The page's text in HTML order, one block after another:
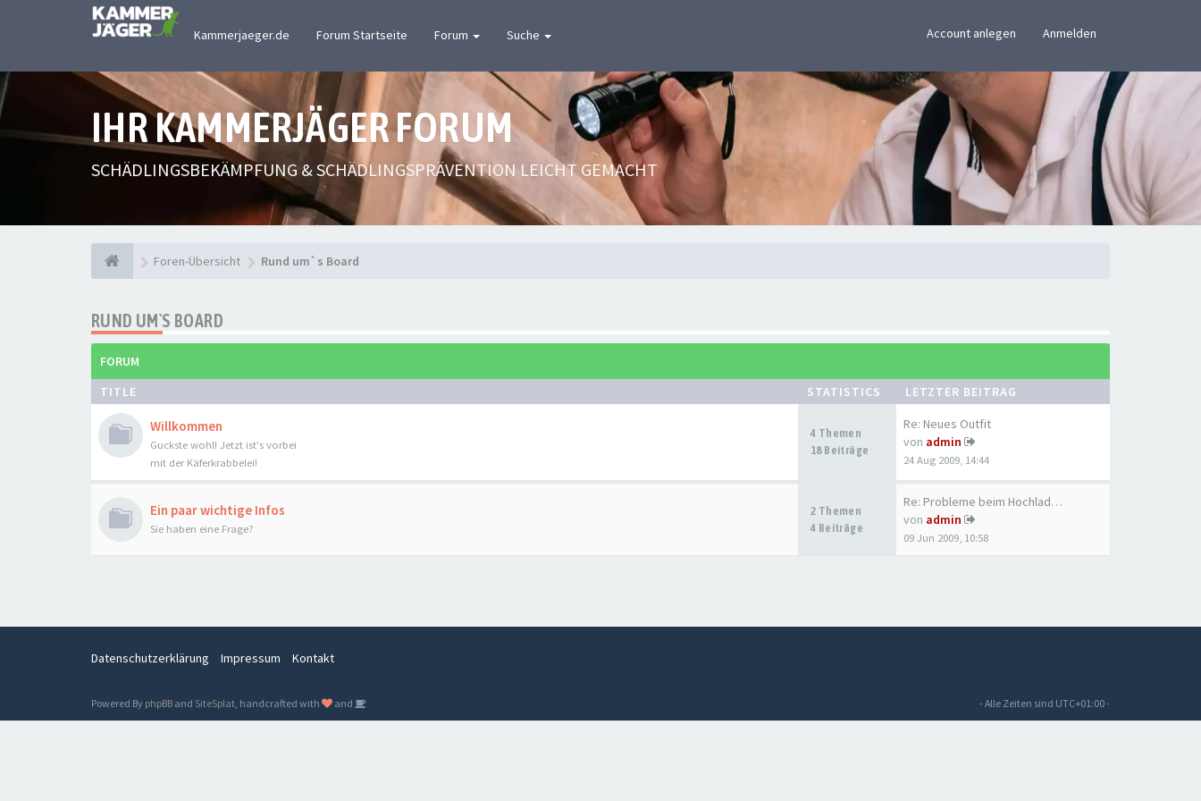
Kammerjaeger.de Forum Startseite Forum Suche Account anlegen Anmelden
IHR KAMMERJÄGER FORUM
SCHÄDLINGSBEKÄMPFUNG & SCHÄDLINGSPRÄVENTION LEICHT GEMACHT
Foren-Übersicht Rund um`s Board
RUND UM`S BOARD
FORUM
TITLE
STATISTICS LETZTER BEITRAG
Willkommen
Guckste wohl! Jetzt ist's vorbei
mit der Käferkrabbelei!
4 Themen
18 Beiträge
Re: Neues Outfit
von admin
24 Aug 2009, 14:44
Ein paar wichtige Infos
Sie haben eine Frage?
2 Themen
4 Beiträge
Re: Probleme beim Hochladen d…
von admin
09 Jun 2009, 10:58
Datenschutzerklärung Impressum Kontakt
Powered By phpBB and SiteSplat, handcrafted with and - Alle Zeiten sind UTC+01:00-